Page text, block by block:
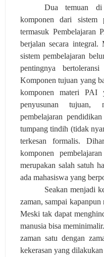
Dua temuan di
komponen dari sistem
termasuk Pembelajaran
berjalan secara
sistem pembelajaran
pentingnya
Komponen tujuan yang
komponen materi PAI
penyusunan tujuan,
pembelajaran
tumpang tindih (tidak
terkesan formalis.
komponen
merupakan salah satuh
ada mahasiswa yang
Seakan menjadi
zaman, sampai kapanpun
Meski tak dapat
manusia bisa
zaman satu dengan
kekerasan yang